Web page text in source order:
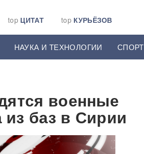
top ЦИТАТ top КУРЬЁЗОВ
НАУКА И ТЕХНОЛОГИИ СПОРТ
военные
баз в Сирии